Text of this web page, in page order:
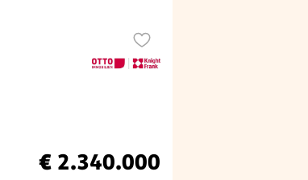
€ 2.340.000